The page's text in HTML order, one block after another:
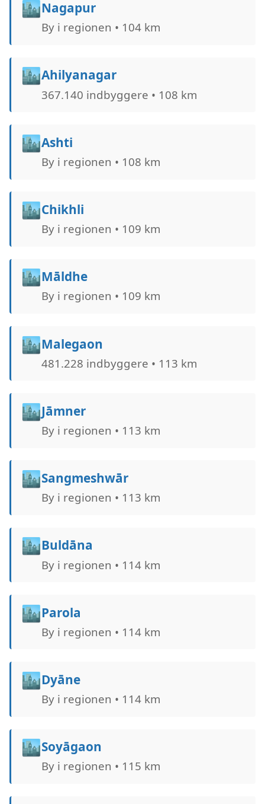
🏙️Nagapur
By i regionen • 104 km
🏙️Ahilyanagar
367.140 indbyggere • 108 km
🏙️Ashti
By i regionen • 108 km
🏙️Chikhli
By i regionen • 109 km
🏙️Māldhe
By i regionen • 109 km
🏙️Malegaon
481.228 indbyggere • 113 km
🏙️Jāmner
By i regionen • 113 km
🏙️Sangmeshwār
By i regionen • 113 km
🏙️Buldāna
By i regionen • 114 km
🏙️Parola
By i regionen • 114 km
🏙️Dyāne
By i regionen • 114 km
🏙️Soyāgaon
By i regionen • 115 km